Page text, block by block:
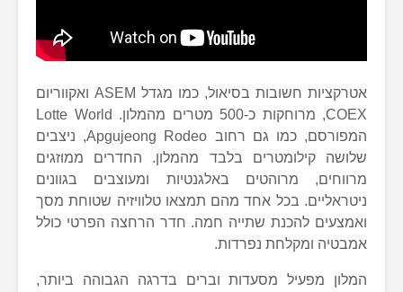
אטרקציות חשובות בסיאול, כמו מגדל ASEM ואקווריום
COEX, מרוחקות כ-500 מטרים מהמלון. Lotte World
המפורסם, כמו גם רחוב Apgujeong Rodeo, ניצבים
שלושה קילומטרים בלבד מהמלון. החדרים ממוזגים
מרווחים, מרוהטים באלגנטיות ומעוצבים בגוונים
ניטראליים. בכל אחד מהם תמצאו טלוויזיה שטוחת מסך
ואמצעים להכנת שתייה חמה. חדר הרחצה הפרטי כולל
אמבטיה ומקלחת נפרדות.
המלון מפעיל מסעדות וברים בדרגה הגבוהה ביותר,